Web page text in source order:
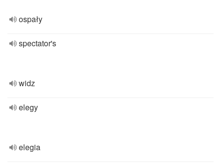
ospały
spectator's
widz
elegy
elegia